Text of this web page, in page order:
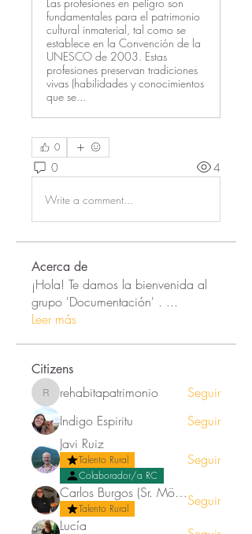
fundamentales para el patrimonio
cultural inmaterial, tal como se
establece en la Convención de la
UNESCO de 2003. Estas
profesiones preservan tradiciones
vivas (habilidades y conocimientos
que se...
0
0 4
Write a comment...
Acerca de
¡Hola! Te damos la bienvenida al
grupo 'Documentación' . ...
Leer más
Citizens
rehabitapatrimonio
rehabitapatrimonio
Seguir
Indigo Espiritu
Seguir
Javi Ruiz
Talento Rural
Colaborador/a RC
Seguir
Carlos Burgos (Sr. Mörez)
Talento Rural
Seguir
Lucía